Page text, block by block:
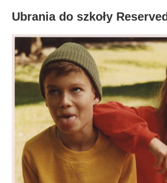
Ubrania do szkoły Reserved